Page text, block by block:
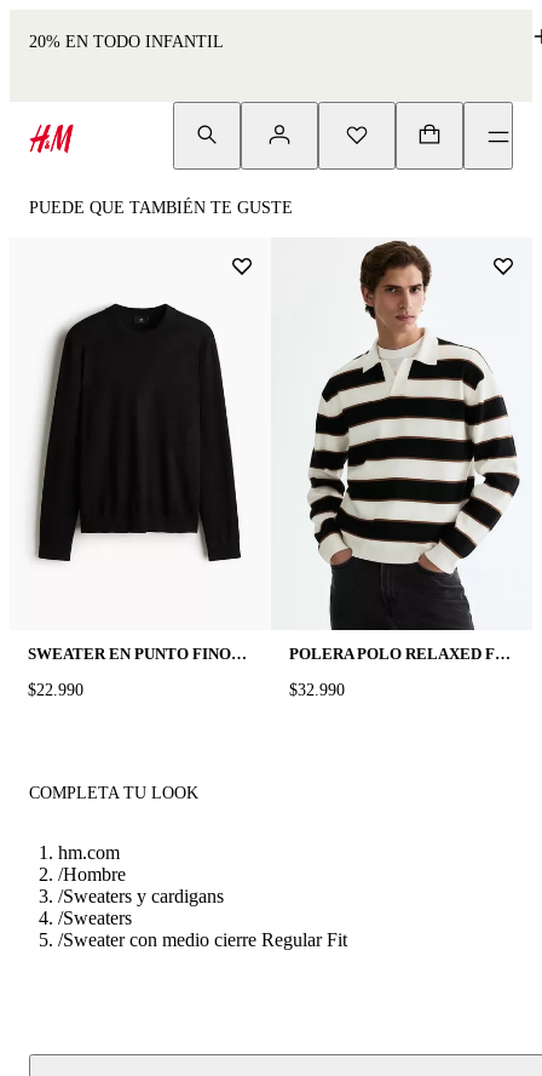
20% EN TODO INFANTIL
PUEDE QUE TAMBIÉN TE GUSTE
SWEATER EN PUNTO FINO REGULAR FIT
PRICE:
$22.990
POLERA POLO RELAXED FIT
PRICE:
$32.990
COMPLETA TU LOOK
hm.com
/Hombre
/Sweaters y cardigans
/Sweaters
/Sweater con medio cierre Regular Fit